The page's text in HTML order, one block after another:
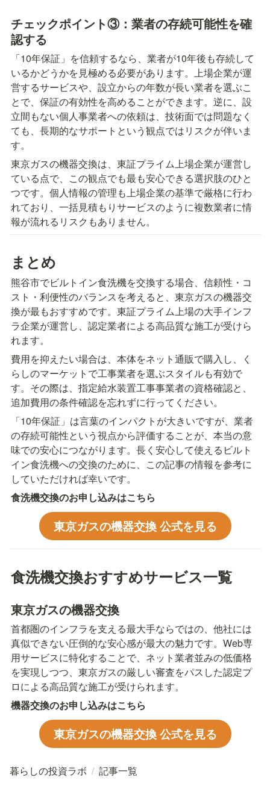
チェックポイント③：業者の存続可能性を確
認する
「10年保証」を信頼するなら、業者が10年後も存続して
いるかどうかを見極める必要があります。上場企業が運
営するサービスや、設立からの年数が長い業者を選ぶこ
とで、保証の有効性を高めることができます。逆に、設
立間もない個人事業者への依頼は、技術面では問題なく
ても、長期的なサポートという観点ではリスクが伴いま
す。
東京ガスの機器交換は、東証プライム上場企業が運営し
ている点で、この観点でも最も安心できる選択肢のひと
つです。個人情報の管理も上場企業の基準で厳格に行わ
れており、一括見積もりサービスのように複数業者に情
報が流れるリスクもありません。
まとめ
熊谷市でビルトイン食洗機を交換する場合、信頼性・コ
スト・利便性のバランスを考えると、東京ガスの機器交
換が最もおすすめです。東証プライム上場の大手インフ
ラ企業が運営し、認定業者による高品質な施工が受けら
れます。
費用を抑えたい場合は、本体をネット通販で購入し、く
らしのマーケットで工事業者を選ぶスタイルも有効で
す。その際は、指定給水装置工事事業者の資格確認と、
追加費用の条件確認を忘れずに行ってください。
「10年保証」は言葉のインパクトが大きいですが、業者
の存続可能性という視点から評価することが、本当の意
味での安心につながります。長く安心して使えるビルト
イン食洗機への交換のために、この記事の情報を参考に
していただければ幸いです。
食洗機交換のお申し込みはこちら
東京ガスの機器交換 公式を見る
食洗機交換おすすめサービス一覧
東京ガスの機器交換
首都圏のインフラを支える最大手ならではの、他社には
真似できない圧倒的な安心感が最大の魅力です。Web専
用サービスに特化することで、ネット業者並みの低価格
を実現しつつ、東京ガスの厳しい審査をパスした認定プ
ロによる高品質な施工が受けられます。
機器交換のお申し込みはこちら
東京ガスの機器交換 公式を見る
暮らしの投資ラボ / 記事一覧